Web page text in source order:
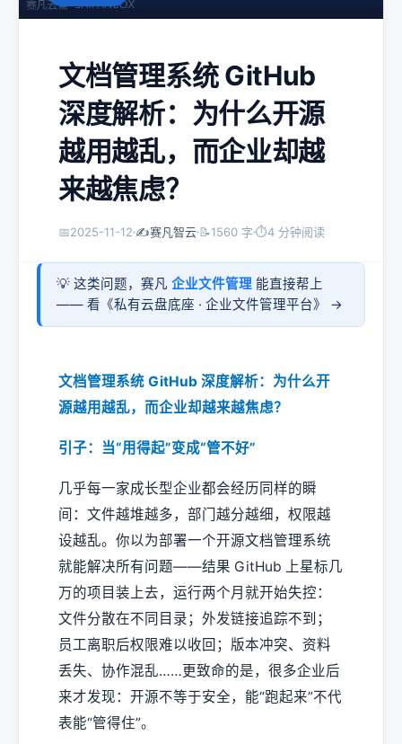
文档管理系统 GitHub
深度解析：为什么开源
越用越乱，而企业却越
来越焦虑？
📅2025-11-12 ✍️赛凡智云 📝1560 字 ⏱4 分钟阅读
💡 这类问题，赛凡 企业文件管理 能直接帮上
—— 看《私有云盘底座 · 企业文件管理平台》 →
文档管理系统 GitHub 深度解析：为什么开
源越用越乱，而企业却越来越焦虑？
引子：当“用得起”变成“管不好”
几乎每一家成长型企业都会经历同样的瞬
间：文件越堆越多，部门越分越细，权限越
设越乱。你以为部署一个开源文档管理系统
就能解决所有问题——结果 GitHub 上星标几
万的项目装上去，运行两个月就开始失控：
文件分散在不同目录；外发链接追踪不到；
员工离职后权限难以收回；版本冲突、资料
丢失、协作混乱……更致命的是，很多企业后
来才发现：开源不等于安全，能“跑起来”不代
表能“管得住”。